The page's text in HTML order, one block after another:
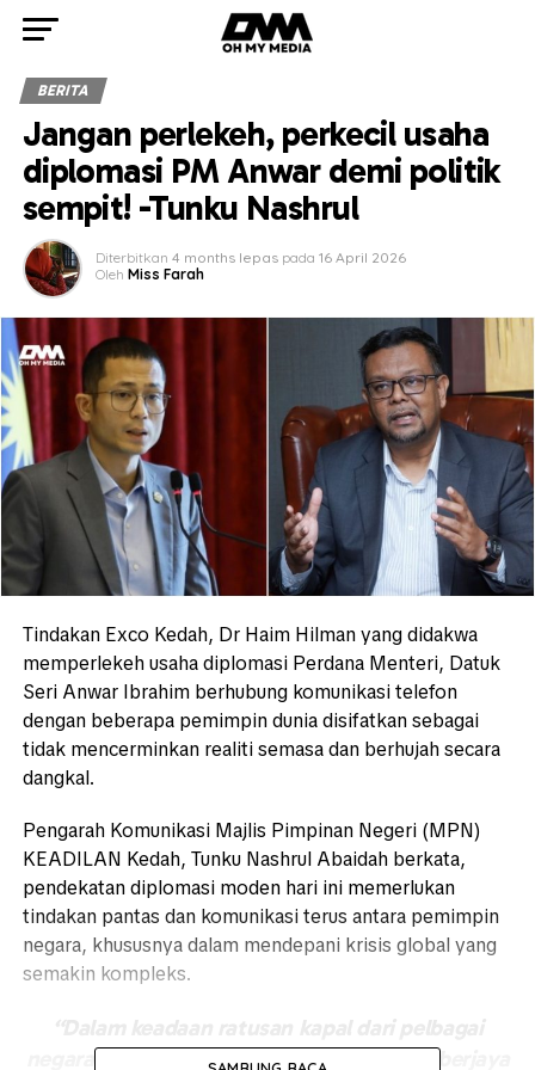
BERITA
Jangan perlekeh, perkecil usaha
diplomasi PM Anwar demi politik
sempit! -Tunku Nashrul
Diterbitkan 4 months lepas pada 16 April 2026
Oleh Miss Farah
Tindakan Exco Kedah, Dr Haim Hilman yang didakwa
memperlekeh usaha diplomasi Perdana Menteri, Datuk
Seri Anwar Ibrahim berhubung komunikasi telefon
dengan beberapa pemimpin dunia disifatkan sebagai
tidak mencerminkan realiti semasa dan berhujah secara
dangkal.
Pengarah Komunikasi Majlis Pimpinan Negeri (MPN)
KEADILAN Kedah, Tunku Nashrul Abaidah berkata,
pendekatan diplomasi moden hari ini memerlukan
tindakan pantas dan komunikasi terus antara pemimpin
negara, khususnya dalam mendepani krisis global yang
semakin kompleks.
negara masih terkandas, hanya segelintir berjaya